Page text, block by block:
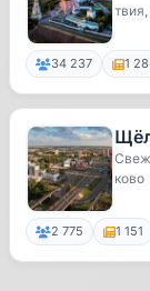
34 237 1
ково
2 775 1 151